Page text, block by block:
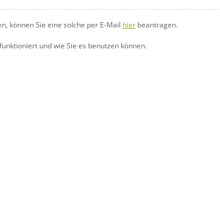
können Sie eine solche per E-Mail hier beantragen.
und wie Sie es benutzen können.